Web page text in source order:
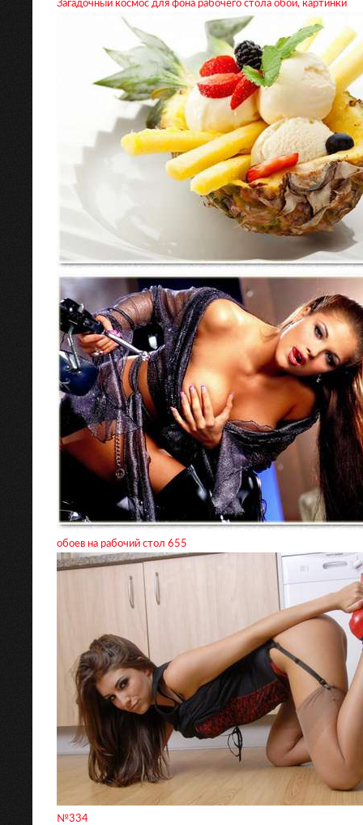
Загадочный космос для фона рабочего стола обои, картинки
обоев на рабочий стол 655
№334